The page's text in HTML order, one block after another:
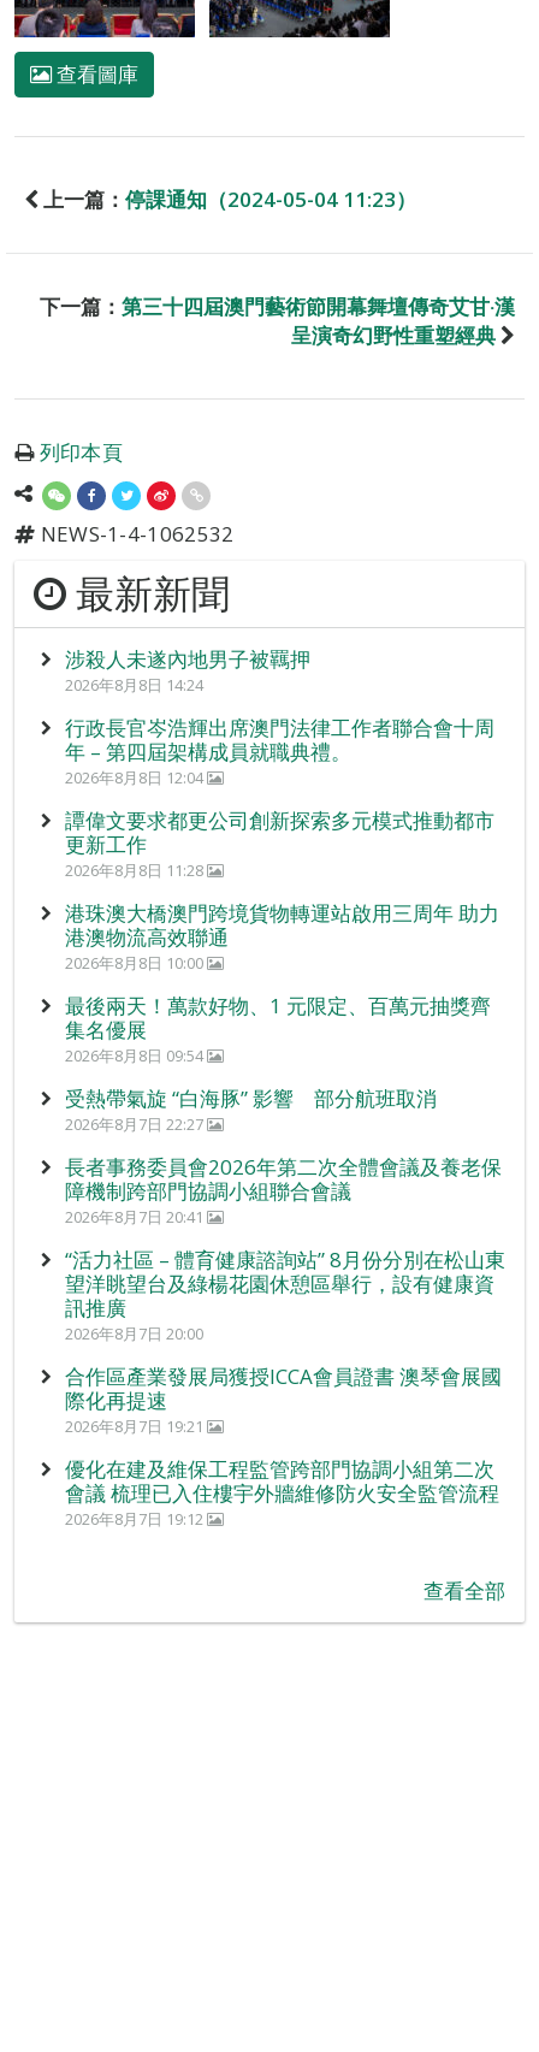
查看圖庫
上一篇： 停課通知（2024-05-04 11:23）
下一篇： 第三十四屆澳門藝術節開幕舞壇傳奇艾甘‧漢
呈演奇幻野性重塑經典
列印本頁
NEWS-1-4-1062532
最新新聞
涉殺人未遂內地男子被羈押
2026年8月8日 14:24
行政長官岑浩輝出席澳門法律工作者聯合會十周
年 – 第四屆架構成員就職典禮。
2026年8月8日 12:04
譚偉文要求都更公司創新探索多元模式推動都市
更新工作
2026年8月8日 11:28
港珠澳大橋澳門跨境貨物轉運站啟用三周年 助力
港澳物流高效聯通
2026年8月8日 10:00
最後兩天！萬款好物、1 元限定、百萬元抽獎齊
集名優展
2026年8月8日 09:54
受熱帶氣旋 “白海豚” 影響 部分航班取消
2026年8月7日 22:27
長者事務委員會2026年第二次全體會議及養老保
障機制跨部門協調小組聯合會議
2026年8月7日 20:41
“活力社區 – 體育健康諮詢站” 8月份分別在松山東
望洋眺望台及綠楊花園休憩區舉行，設有健康資
訊推廣
2026年8月7日 20:00
合作區產業發展局獲授ICCA會員證書 澳琴會展國
際化再提速
2026年8月7日 19:21
優化在建及維保工程監管跨部門協調小組第二次
會議 梳理已入住樓宇外牆維修防火安全監管流程
2026年8月7日 19:12
查看全部